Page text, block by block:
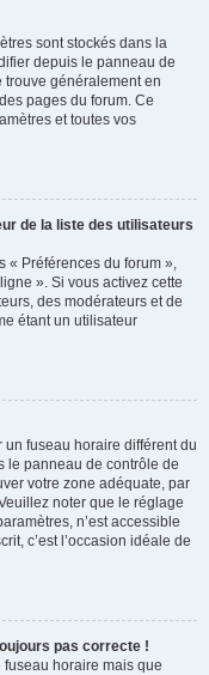
sont stockés dans la
depuis le panneau de
trouve généralement en
pages du forum. Ce
et toutes vos
de la liste des utilisateurs
« Préférences du forum »,
». Si vous activez cette
des modérateurs et de
étant un utilisateur
un fuseau horaire différent du
le panneau de contrôle de
votre zone adéquate, par
noter que le réglage
n’est accessible
c’est l’occasion idéale de
pas correcte !
fuseau horaire mais que